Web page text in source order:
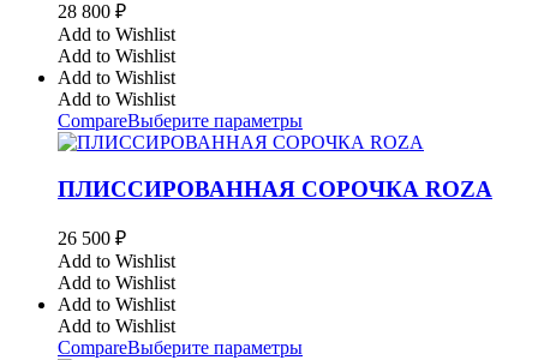
28 800 ₽
Add to Wishlist
Add to Wishlist
Add to Wishlist
Add to Wishlist
CompareВыберите параметры
ПЛИССИРОВАННАЯ СОРОЧКА ROZA
26 500 ₽
Add to Wishlist
Add to Wishlist
Add to Wishlist
Add to Wishlist
CompareВыберите параметры